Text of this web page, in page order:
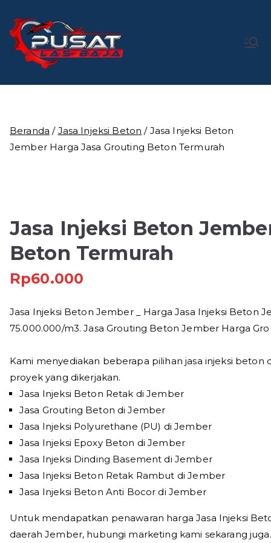
konten
Baja
Pusat Bengkel Las Profesional di Indonesia
Beranda / Jasa Injeksi Beton / Jasa Injeksi Beton
Jember Harga Jasa Grouting Beton Termurah
Jasa Injeksi Beton
Beton Termurah
Rp60.000
Jasa Injeksi Beton Jember _ Harga Jasa Injeksi Beton
75.000.000/m3. Jasa Grouting Beton Jember Harga
Kami menyediakan beberapa pilihan jasa injeksi beton
proyek yang dikerjakan.
Jasa Injeksi Beton Retak di Jember
Jasa Grouting Beton di Jember
Jasa Injeksi Polyurethane (PU) di Jember
Jasa Injeksi Epoxy Beton di Jember
Jasa Injeksi Dinding Basement di Jember
Jasa Injeksi Beton Retak Rambut di Jember
Jasa Injeksi Beton Anti Bocor di Jember
Untuk mendapatkan penawaran harga Jasa Injeksi
daerah Jember, hubungi marketing kami sekarang juga.